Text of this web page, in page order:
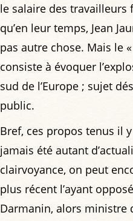
le salaire des travailleurs
qu’en leur temps, Jean
pas autre chose. Mais le
consiste à évoquer
sud de l’Europe ; sujet
public.
Bref, ces propos tenus il
jamais été autant
clairvoyance, on peut
plus récent l’ayant
Darmanin, alors ministre